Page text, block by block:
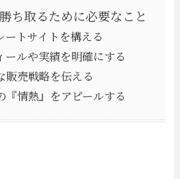
ち取るために必要なこと
ートサイトを構える
ールや実績を明確にする
販売戦略を伝える
『情熱』をアピールする